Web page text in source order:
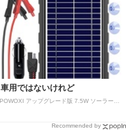
車用ではないけれど
Recommended by